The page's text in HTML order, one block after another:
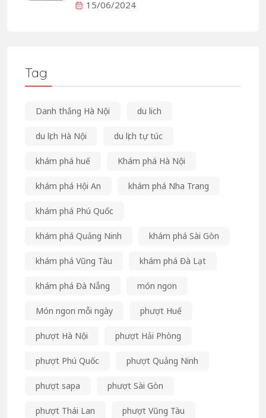
15/06/2024
Tag
Danh thắng Hà Nội du lich
du lịch Hà Nội du lịch tự túc
khám phá huế Khám phá Hà Nội
khám phá Hội An khám phá Nha Trang
khám phá Phú Quốc
khám phá Quảng Ninh khám phá Sài Gòn
khám phá Vũng Tàu khám phá Đà Lạt
khám phá Đà Nẵng món ngon
Món ngon mỗi ngày phượt Huế
phượt Hà Nội phượt Hải Phòng
phượt Phú Quốc phượt Quảng Ninh
phượt sapa phượt Sài Gòn
phượt Thái Lan phượt Vũng Tàu